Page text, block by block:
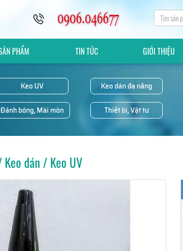
PHẨM TIN TỨC GIỚI THIỆU
Keo UV Keo dán đa năng
Đánh bóng, Mài mòn Thiết bị, Vật tư
Keo dán /Keo UV